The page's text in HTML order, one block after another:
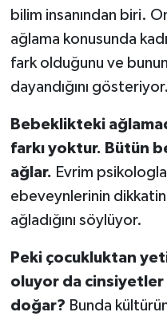
bilim insanından biri.
ağlama konusunda
fark olduğunu ve
dayandığını gösteriyor.
Bebeklikteki
farkı yoktur. Bütün
ağlar. Evrim
ebeveynlerinin
ağladığını söylüyor.
Peki çocukluktan
oluyor da cinsiyetler
doğar? Bunda